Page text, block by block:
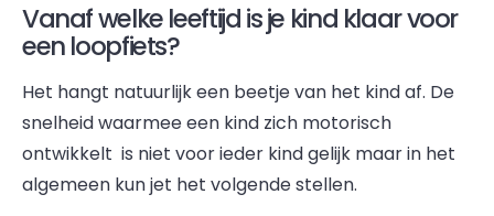
Vanaf welke leeftijd is je kind klaar voor
een loopfiets?
Het hangt natuurlijk een beetje van het kind af. De
snelheid waarmee een kind zich motorisch
ontwikkelt is niet voor ieder kind gelijk maar in het
algemeen kun jet het volgende stellen.